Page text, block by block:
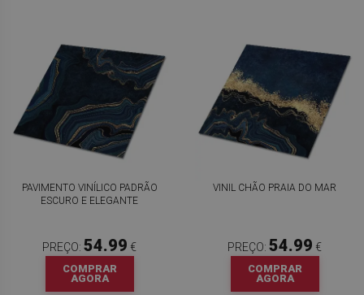
PAVIMENTO VINÍLICO PADRÃO
ESCURO E ELEGANTE
PREÇO: 54.99 €
COMPRAR
AGORA
VINIL CHÃO PRAIA DO MAR
PREÇO: 54.99 €
COMPRAR
AGORA